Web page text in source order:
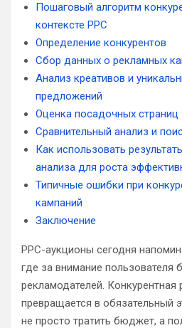
Пошаговый алгоритм
контексте PPC
Определение конкурентов
Сбор данных о рекламных
Анализ креативов и
предложений
Оценка посадочных страниц
Сравнительный анализ и
Как использовать
анализа для роста
Типичные ошибки при
кампаний
Заключение
PPC-аукционы сегодня
где за внимание пользователя
рекламодателей. Конкурентная
превращается в обязательный
не просто тратить бюджет, а